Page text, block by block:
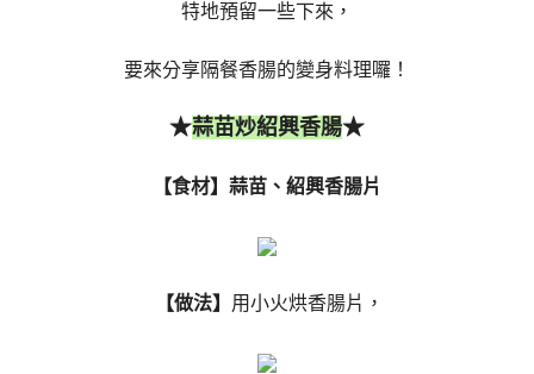
特地預留一些下來，
要來分享隔餐香腸的變身料理囉！
★蒜苗炒紹興香腸★
【食材】蒜苗、紹興香腸片
【做法】 用小火烘香腸片，